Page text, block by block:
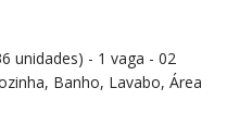
unidades) - 1 vaga - 02
Banho, Lavabo, Área